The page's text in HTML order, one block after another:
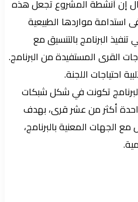
إن أنشطة المشروع تجعل هذه
استدامة مواردها الطبيعية
تنفيذ البرنامج بالتنسيق مع
القرى المستفيدة من البرنامج.
احتياجات اللجنة.
تكونت في شكل شبكات
الواحدة أكثر من عشر قرى، بهدف
الجهات المعنية بالبرنامج،